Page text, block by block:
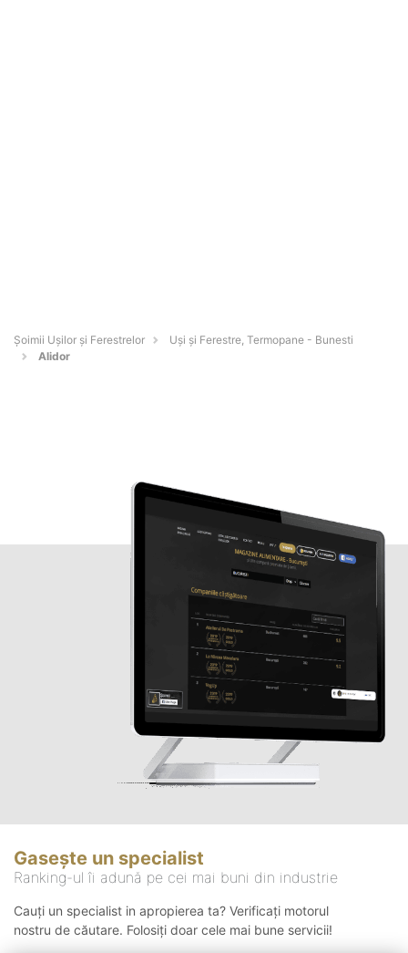
Șoimii Ușilor și Ferestrelor
Uși și Ferestre, Termopane - Bunesti
Alidor
Gasește un specialist
Ranking-ul îi adună pe cei mai buni din industrie
Cauți un specialist in apropierea ta? Verificați motorul
nostru de căutare. Folosiți doar cele mai bune servicii!